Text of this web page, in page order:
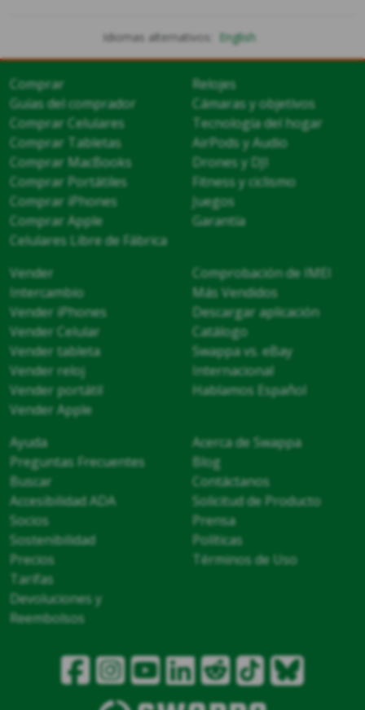
Idiomas alternativos: English
Comprar
Guías del comprador
Comprar Celulares
Comprar Tabletas
Comprar MacBooks
Comprar Portátiles
Comprar iPhones
Comprar Apple
Celulares Libre de Fábrica
Relojes
Cámaras y objetivos
Tecnología del hogar
AirPods y Audio
Drones y DJI
Fitness y ciclismo
Juegos
Garantía
Vender
Intercambio
Vender iPhones
Vender Celular
Vender tableta
Vender reloj
Vender portátil
Vender Apple
Comprobación de IMEI
Más Vendidos
Descargar aplicación
Catálogo
Swappa vs. eBay
Internacional
Hablamos Español
Ayuda
Preguntas Frecuentes
Buscar
Accesibilidad ADA
Socios
Sostenibilidad
Precios
Tarifas
Devoluciones y
Reembolsos
Acerca de Swappa
Blog
Contáctanos
Solicitud de Producto
Prensa
Políticas
Términos de Uso